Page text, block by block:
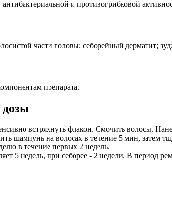
и противогрибковой
части головы; себорейный дерматит;
препарата.
дозы
встряхнуть флакон. Смочить волосы.
шампунь на волосах в течение 5 мин, затем
в течение первых 2 недель.
5 недель, при себорее - 2 недели. В период